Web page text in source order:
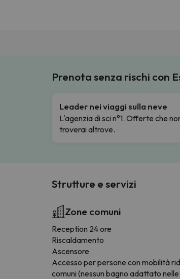
Prenota senza rischi con
Leader nei viaggi sulla neve
L'agenzia di sci n°1. Offerte che
troverai altrove.
Strutture e servizi
Zone comuni
Reception 24 ore
Riscaldamento
Ascensore
Accesso per persone con mobilità
comuni (nessun bagno adattato